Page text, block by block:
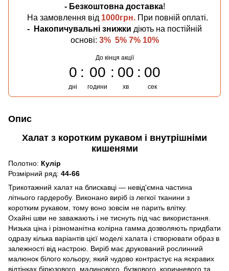
- Безкоштовна доставка!
На замовлення від 1000грн. При повній оплаті.
-
Накопичувальні знижки діють на постійній
основі: 3% 5% 7% 10%
До кінця акції
0
дні
00
години
00
хв
00
сек
Опис
Халат з коротким рукавом і внутрішніми
кишенями
Полотно: Кулір
Розмірний ряд: 44-66
Трикотажний халат на блискавці — невід'ємна частина
літнього гардеробу. Виконано виріб із легкої тканини з
коротким рукавом, тому воно зовсім не парить влітку.
Охайні шви не заважають і не тиснуть під час використання.
Низька ціна і різноманітна колірна гамма дозволяють придбати
одразу кілька варіантів цієї моделі халата і створювати образ в
залежності від настрою. Виріб має друкований рослинний
малюнок білого кольору, який чудово контрастує на яскравих
відтінках бірюзового, малинового, бузкового, коричневого та